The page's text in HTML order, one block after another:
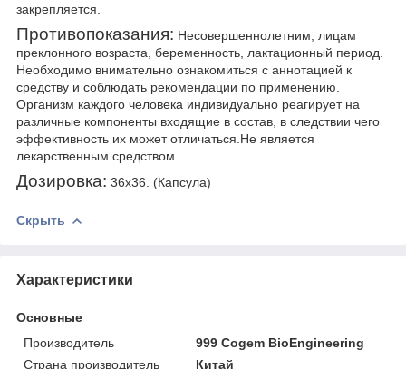
закрепляется.
Противопоказания: Несовершеннолетним, лицам
преклонного возраста, беременность, лактационный период.
Необходимо внимательно ознакомиться с аннотацией к
средству и соблюдать рекомендации по применению.
Организм каждого человека индивидуально реагирует на
различные компоненты входящие в состав, в следствии чего
эффективность их может отличаться.Не является
лекарственным средством
Дозировка: 36х36. (Капсула)
Скрыть
Характеристики
Основные
Производитель
999 Cogem BioEngineering
Страна производитель
Китай